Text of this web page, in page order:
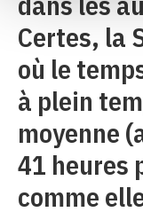
Certes, la
où le
à plein
moyenne
41 heures
comme